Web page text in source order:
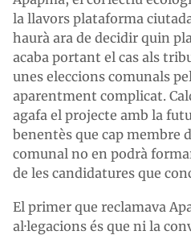
la llavors plataforma
haurà ara de decidir quin
acaba portant el cas als
unes eleccions comunals
aparentment complicat.
agafa el projecte amb la
benentès que cap membre
comunal no en podrà
de les candidatures que
El primer que reclamava
al·legacions és que ni la